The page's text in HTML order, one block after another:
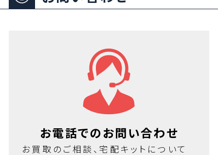
お電話でのお問い合わせ
お買取のご相談、宅配キットについて